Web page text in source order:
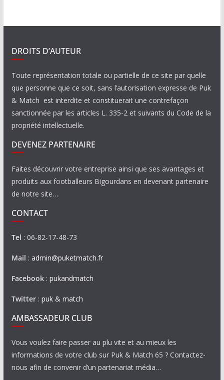
DROITS D’AUTEUR
Toute représentation totale ou partielle de ce site par quelle
que personne que ce soit, sans l’autorisation expresse de Puk
& Match est interdite et constituerait une contrefaçon
sanctionnée par les articles L. 335-2 et suivants du Code de la
propriété intellectuelle.
DEVENEZ PARTENAIRE
Faites découvrir votre entreprise ainsi que ses avantages et
produits aux footballeurs Bigourdans en devenant partenaire
de notre site…
CONTACT
Tel : 06-82-17-48-73
Mail : admin@puketmatch.fr
Facebook: pukandmatch
Twitter: puk & match
AMBASSADEUR CLUB
Vous voulez faire passer au plu vite et au mieux les
informations de votre club sur Puk & Match 65 ? Contactez-
nous afin de convenir d’un partenariat média…